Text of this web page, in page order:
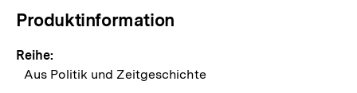
Produktinformation
Reihe:
Aus Politik und Zeitgeschichte